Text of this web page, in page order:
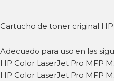
Cartucho de toner original
Adecuado para uso en las
HP Color LaserJet Pro MFP
HP Color LaserJet Pro MFP